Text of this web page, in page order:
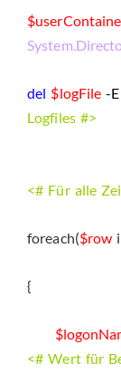
del $logFile -
Logfiles #>
<# Für alle
foreach($row
{
<# Wert für